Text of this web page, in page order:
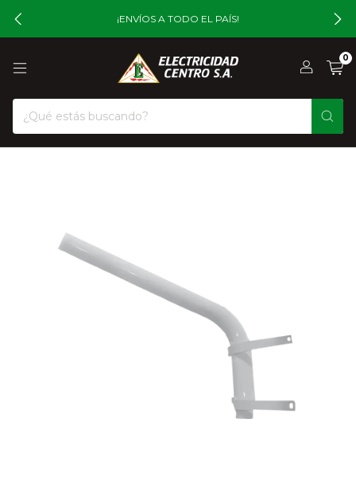
¡ENVÍOS A TODO EL PAÍS!
0